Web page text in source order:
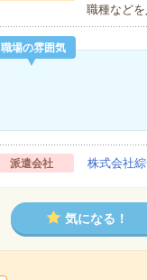
職種など
職場の雰囲気
派遣会社 株式会社
気になる！